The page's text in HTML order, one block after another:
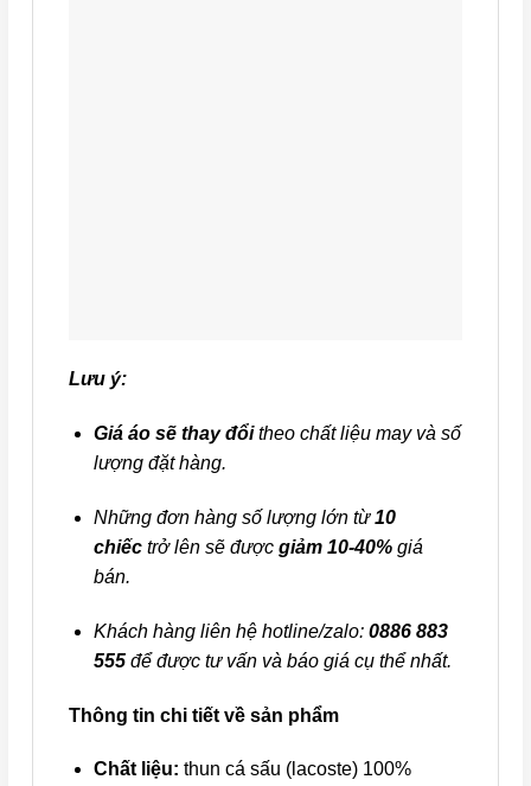
Lưu ý:
Giá áo sẽ thay đổitheo chất liệu may và số
lượng đặt hàng.
Những đơn hàng số lượng lớn từ10
chiếc trở lên sẽ được giảm 10-40%giá
bán.
Khách hàng liên hệ hotline/zalo:0886 883
555để được tư vấn và báo giá cụ thể nhất.
Thông tin chi tiết về sản phẩm
Chất liệu: thun cá sấu (lacoste) 100%